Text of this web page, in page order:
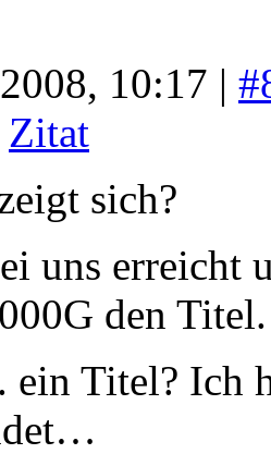
10:17 |
Zitat
sich?
uns erreicht
den Titel.
ein Titel? Ich